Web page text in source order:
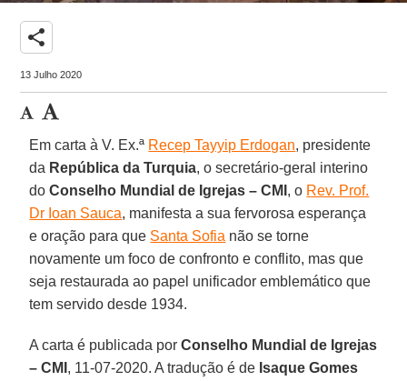
share
13 Julho 2020
Em carta à V. Ex.ª Recep Tayyip Erdogan, presidente
da República da Turquia, o secretário-geral interino
doConselho Mundial de Igrejas – CMI , o Rev. Prof.
Dr Ioan Sauca, manifesta a sua fervorosa esperança
e oração para que Santa Sofia não se torne
novamente um foco de confronto e conflito, mas que
seja restaurada ao papel unificador emblemático que
tem servido desde 1934.
A carta é publicada porConselho Mundial de Igrejas
– CMI , 11-07-2020. A tradução é de Isaque Gomes